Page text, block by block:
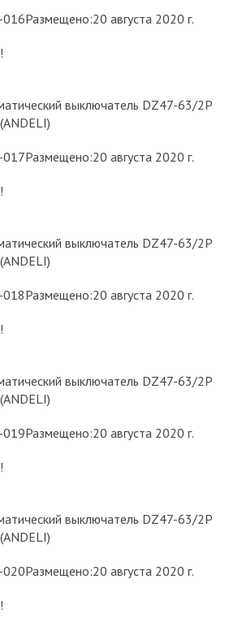
августа 2020 г.
выключатель DZ47-63/2P
августа 2020 г.
выключатель DZ47-63/2P
августа 2020 г.
выключатель DZ47-63/2P
августа 2020 г.
выключатель DZ47-63/2P
августа 2020 г.